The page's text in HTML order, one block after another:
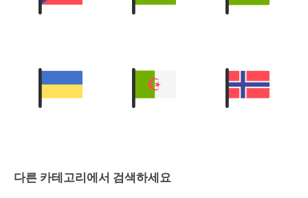
다른 카테고리에서 검색하세요